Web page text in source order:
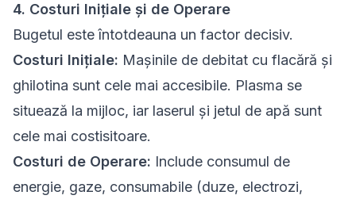
4. Costuri Inițiale și de Operare
Bugetul este întotdeauna un factor decisiv.
Costuri Inițiale: Mașinile de debitat cu flacără și
ghilotina sunt cele mai accesibile. Plasma se
situează la mijloc, iar laserul și jetul de apă sunt
cele mai costisitoare.
Costuri de Operare: Include consumul de
energie, gaze, consumabile (duze, electrozi,